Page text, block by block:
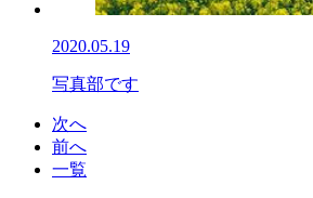
2020.05.19
写真部です
次へ
前へ
一覧